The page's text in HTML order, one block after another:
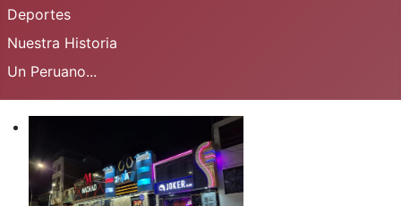
Deportes
Nuestra Historia
Un Peruano...